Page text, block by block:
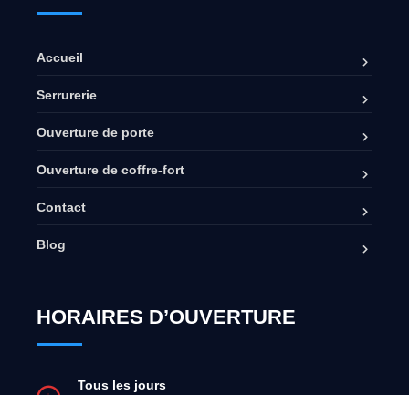
Accueil
Serrurerie
Ouverture de porte
Ouverture de coffre-fort
Contact
Blog
HORAIRES D’OUVERTURE
Tous les jours